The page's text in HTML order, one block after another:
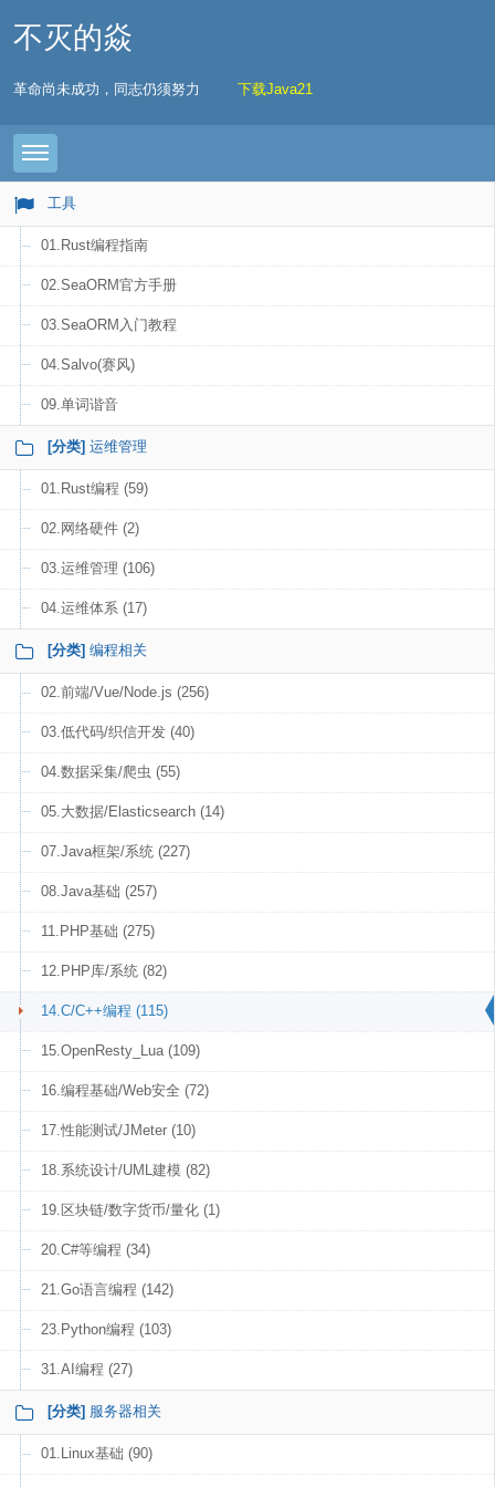
不灭的焱
革命尚未成功，同志仍须努力 下载Java21
Toggle navigation
工具
01.Rust编程指南
02.SeaORM官方手册
03.SeaORM入门教程
04.Salvo(赛风)
09.单词谐音
[分类] 运维管理
01.Rust编程 (59)
02.网络硬件 (2)
03.运维管理 (106)
04.运维体系 (17)
[分类] 编程相关
02.前端/Vue/Node.js (256)
03.低代码/织信开发 (40)
04.数据采集/爬虫 (55)
05.大数据/Elasticsearch (14)
07.Java框架/系统 (227)
08.Java基础 (257)
11.PHP基础 (275)
12.PHP库/系统 (82)
14.C/C++编程 (115)
15.OpenResty_Lua (109)
16.编程基础/Web安全 (72)
17.性能测试/JMeter (10)
18.系统设计/UML建模 (82)
19.区块链/数字货币/量化 (1)
20.C#等编程 (34)
21.Go语言编程 (142)
23.Python编程 (103)
31.AI编程 (27)
[分类] 服务器相关
01.Linux基础 (90)